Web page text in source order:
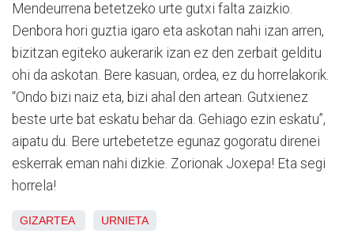
Mendeurrena betetzeko urte gutxi falta zaizkio.
Denbora hori guztia igaro eta askotan nahi izan arren,
bizitzan egiteko aukerarik izan ez den zerbait gelditu
ohi da askotan. Bere kasuan, ordea, ez du horrelakorik.
“Ondo bizi naiz eta, bizi ahal den artean. Gutxienez
beste urte bat eskatu behar da. Gehiago ezin eskatu”,
aipatu du. Bere urtebetetze egunaz gogoratu direnei
eskerrak eman nahi dizkie. Zorionak Joxepa! Eta segi
horrela!
GIZARTEA URNIETA